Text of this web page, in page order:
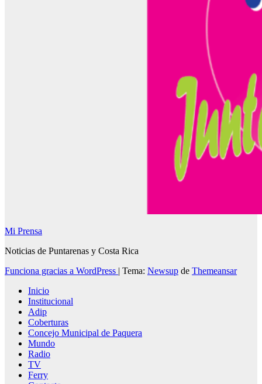
Mi Prensa
Noticias de Puntarenas y Costa Rica
Funciona gracias a WordPress | Tema: Newsup de Themeansar
Inicio
Institucional
Adip
Coberturas
Concejo Municipal de Paquera
Mundo
Radio
TV
Ferry